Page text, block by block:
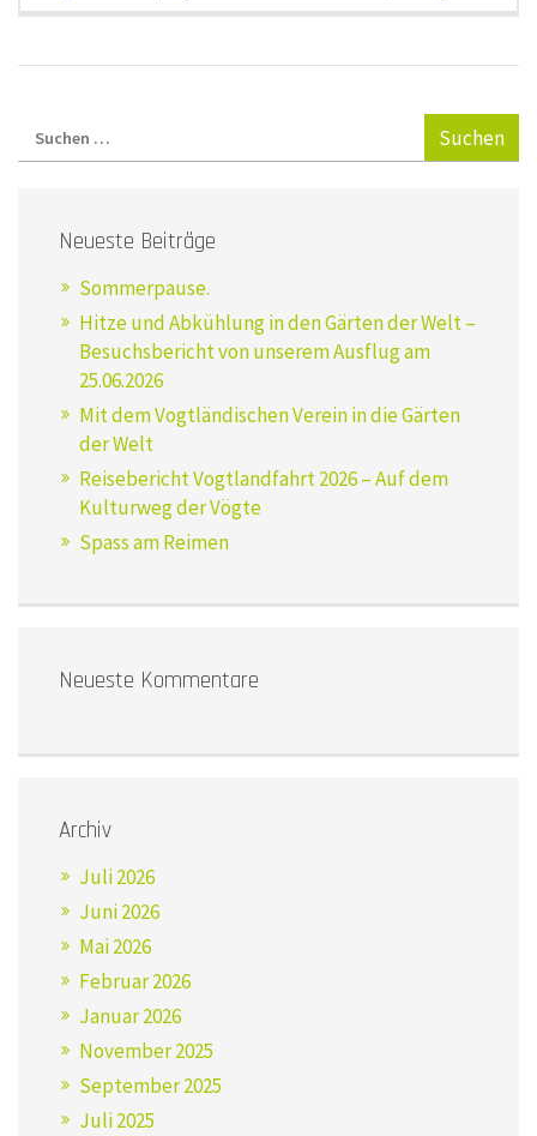
Neueste Beiträge
Sommerpause.
Hitze und Abkühlung in den Gärten der Welt –
Besuchsbericht von unserem Ausflug am
25.06.2026
Mit dem Vogtländischen Verein in die Gärten
der Welt
Reisebericht Vogtlandfahrt 2026 – Auf dem
Kulturweg der Vögte
Spass am Reimen
Neueste Kommentare
Archiv
Juli 2026
Juni 2026
Mai 2026
Februar 2026
Januar 2026
November 2025
September 2025
Juli 2025